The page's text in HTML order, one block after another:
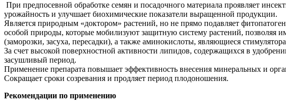
При предпосевной обработке семян и посадочного материала проявляет
урожайность и улучшает биохимические показатели выращенной продукции.
Является природным «доктором» растений, но не прямо подавляет
особой природы, которые мобилизуют защитную систему растений, позволяя
(заморозки, засуха, пересадки), а также аминокислоты, являющиеся
За счет высокой поверхностной активности липидов, содержащихся в
засушливый период.
Применение препарата повышает эффективность внесения минеральных и
Сокращает сроки созревания и продляет период плодоношения.
Рекомендации по применению